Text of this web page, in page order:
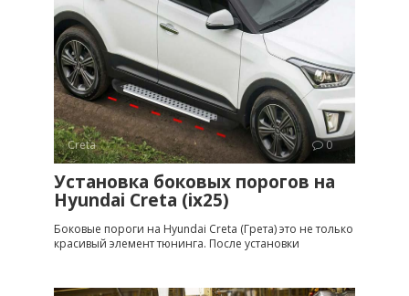
Creta 0
Установка боковых порогов на
Hyundai Creta (ix25)
Боковые пороги на Hyundai Creta (Грета) это не только
красивый элемент тюнинга. После установки